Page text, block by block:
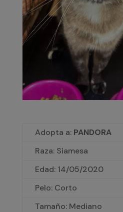
Adopta a: PANDORA
Raza: Siamesa
Edad: 14/05/2020
Pelo: Corto
Tamaño: Mediano